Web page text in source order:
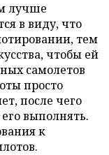
лучше
в виду, что
тем
чтобы ей
самолетов
просто
после чего
выполнять.
к